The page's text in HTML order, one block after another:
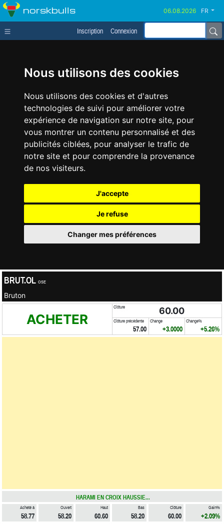
Nous utilisons des cookies
Nous utilisons des cookies et d'autres
technologies de suivi pour améliorer votre
expérience de navigation sur notre site, pour
vous montrer un contenu personnalisé et des
publicités ciblées, pour analyser le trafic de
notre site et pour comprendre la provenance
de nos visiteurs.
J'accepte
Je refuse
Changer mes préférences
norskbulls FR
Inscription Connexion
BRUT.OL OSE
Bruton
ACHETER
Clôture 60.00
Clôture précédente
57.00
Change
+3.0000
Change%
+5.26%
HARAMI EN CROIX HAUSSIE...
Acheté à
58.77
Ouvert
58.20
Haut
60.60
Bas
58.20
Clôture
60.00
Gain%
+2.09%